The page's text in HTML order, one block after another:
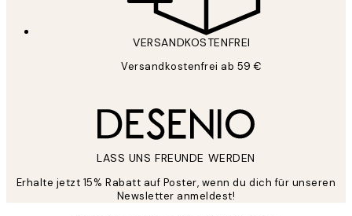
VERSANDKOSTENFREI
Versandkostenfrei ab 59 €
LASS UNS FREUNDE WERDEN
Erhalte jetzt 15% Rabatt auf Poster, wenn du dich für unseren
Newsletter anmeldest!